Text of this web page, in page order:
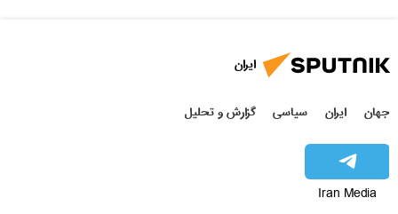
ایران
جهان ایران سیاسی گزارش و تحلیل
Iran Media